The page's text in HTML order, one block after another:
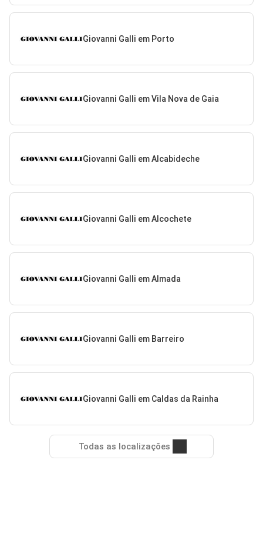
Giovanni Galli em Porto
Giovanni Galli em Vila Nova de Gaia
Giovanni Galli em Alcabideche
Giovanni Galli em Alcochete
Giovanni Galli em Almada
Giovanni Galli em Barreiro
Giovanni Galli em Caldas da Rainha
Todas as localizações